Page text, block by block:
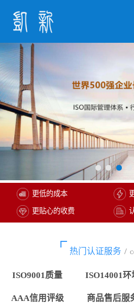
更低的成本
更贴心的收费
热门认证服务 /
ISO9001质量 ISO14001环
AAA信用评级 商品售后服